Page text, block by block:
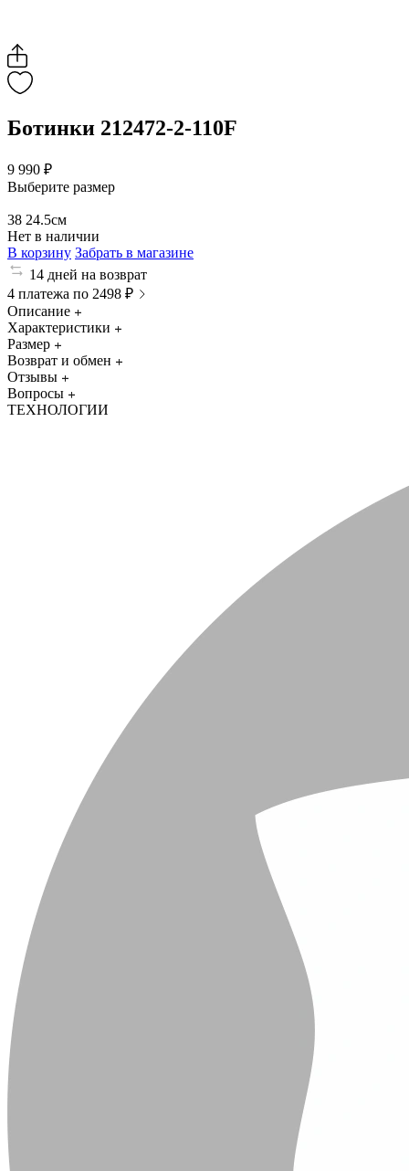
Ботинки 212472-2-110F
9 990 ₽
Выберите размер
38 24.5см
Нет в наличии
В корзину Забрать в магазине
14 дней на возврат
4 платежа по 2498 ₽
Описание
Характеристики
Размер
Возврат и обмен
Отзывы
Вопросы
ТЕХНОЛОГИИ